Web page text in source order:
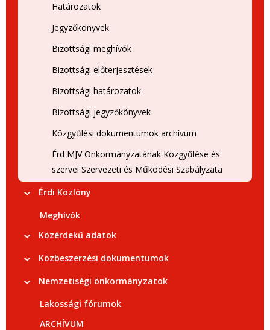
Határozatok
Jegyzőkönyvek
Bizottsági meghívók
Bizottsági előterjesztések
Bizottsági határozatok
Bizottsági jegyzőkönyvek
Közgyűlési dokumentumok archívum
Érd MJV Önkormányzatának Közgyűlése és
szervei Szervezeti és Működési Szabályzata
Érdi Közlöny
Meghívók
Közérdekű adatok
Közbeszerzési dokumentumok
Nemzetiségi önkormányzatok
Lakossági fórumok
ARCHÍVUM